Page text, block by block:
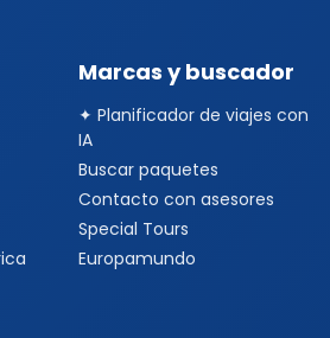
Marcas y buscador
✦ Planificador de viajes con
IA
Buscar paquetes
Contacto con asesores
Special Tours
Europamundo